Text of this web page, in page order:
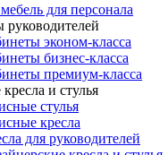
для персонала
руководителей
эконом-класса
бизнес-класса
премиум-класса
и стулья
стулья
кресла
для руководителей